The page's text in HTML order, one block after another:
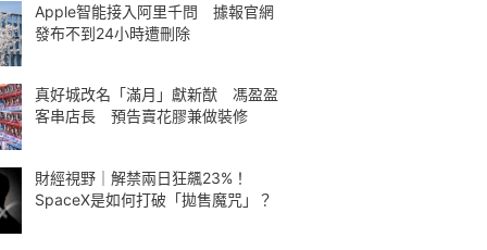
Apple智能接入阿里千問 據報官網
發布不到24小時遭刪除
真好城改名「滿月」獻新猷 馮盈盈
客串店長 預告賣花膠兼做裝修
財經視野｜解禁兩日狂飆23%！
SpaceX是如何打破「拋售魔咒」？